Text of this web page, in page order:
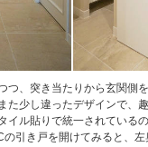
つ、突き当たりから玄関側
た少し違ったデザインで、
イル貼りで統一されている
の引き戸を開けてみると、